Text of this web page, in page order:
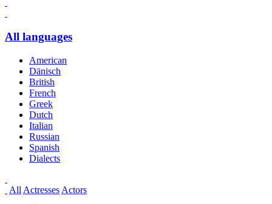
All languages
American
Dänisch
British
French
Greek
Dutch
Italian
Russian
Spanish
Dialects
All Actresses Actors